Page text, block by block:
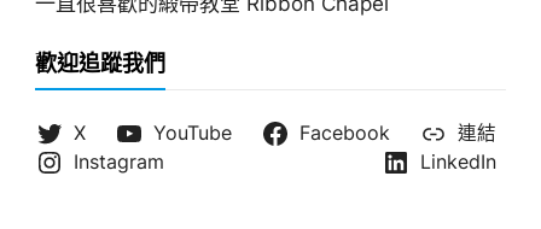
歡迎追蹤我們
X YouTube Facebook
連結
Instagram
LinkedIn